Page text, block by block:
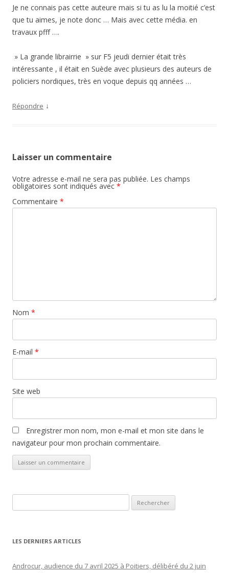
Je ne connais pas cette auteure mais si tu as lu la moitié c’est
que tu aimes, je note donc … Mais avec cette média. en
travaux pfff ….
» La grande librairrie » sur F5 jeudi dernier était très
intéressante , il était en Suède avec plusieurs des auteurs de
policiers nordiques, très en voque depuis qq années …
Répondre ↓
Laisser un commentaire
Votre adresse e-mail ne sera pas publiée. Les champs
obligatoires sont indiqués avec *
Commentaire *
Nom *
E-mail *
Site web
Enregistrer mon nom, mon e-mail et mon site dans le
navigateur pour mon prochain commentaire.
LES DERNIERS ARTICLES
Androcur, audience du 7 avril 2025 à Poitiers, délibéré du 2 juin